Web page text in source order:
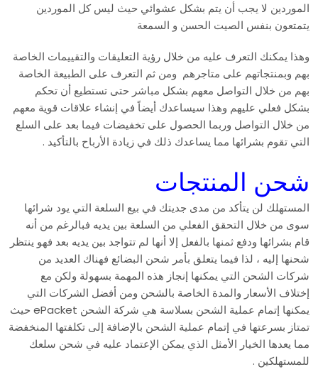
الموردين لا يجب أن يتم بشكل عشوائي حيث ليس كل الموردين
يتمتعون بنفس الصيت الحسن و السمعة
وهذا يمكنك التعرف عليه من خلال رؤية التعليقات والتقييمات الخاصة
بهم وبمنتجاتهم على متاجرهم ومن ثم التعرف على الطبيعة الخاصة
بهم من خلال التواصل معهم بشكل مباشر حتى تستطيع أن تحكم
بشكل فعلي عليهم وهذا سيساعدك أيضاً في إنشاء علاقات قوية معهم
من خلال التواصل وربما الحصول على تخفيضات فيما بعد على السلع
التي تقوم بشرائها مما يساعدك ذلك في زيادة الأرباح بالتأكيد .
شحن المنتجات
المستهلك لن يتأكد من مدى جديتك في بيع السلعة التي يود شرائها
سوى من خلال التحقق الفعلي من السلعة بين يديه فبالرغم من أنه
قام بشرائها ودفع ثمنها بالفعل إلا أنها لم تتواجد بين يديه بعد فهو ينتظر
شحنها إليه ، لذا فيما يتعلق بأمر شحن البضائع فهناك العديد من
شركات الشحن التي يمكنها إنجاز هذه المهمة بسهولة ولكن مع
إختلاف الأسعار والمدة الخاصة بالشحن ومن أفضل الشركات التي
يمكنها إتمام عملية الشحن بسلاسة هي شركة الشحن ePacket حيث
تمتاز بسرعتها في إتمام عملية الشحن بالإضافة إلى تكلفتها المنخفضة
مما يعدها الخيار الأمثل الذي يمكن الإعتماد عليه في شحن سلعك
للمستهلكين .